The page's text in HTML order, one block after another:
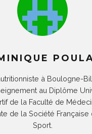
à Boulogne-
au Diplôme
de la Faculté de
de la Société Française
Sport.